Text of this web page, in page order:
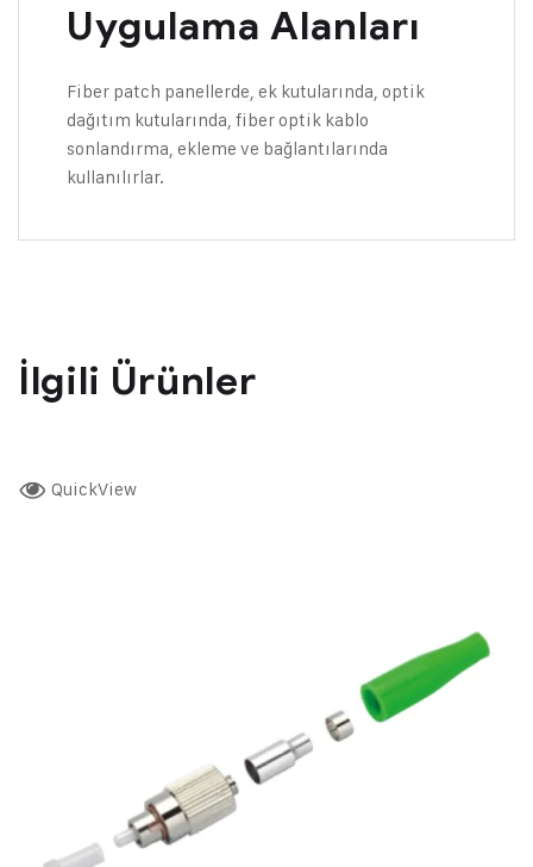
Uygulama Alanları
Fiber patch panellerde, ek kutularında, optik
dağıtım kutularında, fiber optik kablo
sonlandırma, ekleme ve bağlantılarında
kullanılırlar.
İlgili Ürünler
QuickView